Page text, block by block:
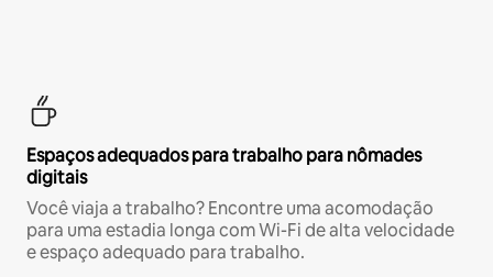
Espaços adequados para trabalho para nômades
digitais
Você viaja a trabalho? Encontre uma acomodação
para uma estadia longa com Wi-Fi de alta velocidade
e espaço adequado para trabalho.